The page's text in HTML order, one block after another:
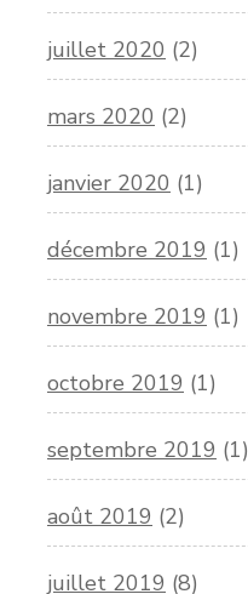
juillet 2020 (2)
mars 2020 (2)
janvier 2020 (1)
décembre 2019 (1)
novembre 2019 (1)
octobre 2019 (1)
septembre 2019 (1)
août 2019 (2)
juillet 2019 (8)